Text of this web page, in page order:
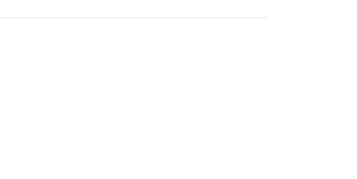
verspreidt de Borneo lamp op een fraaie wijze
kan worden. De Borneo is in meerdere
verantwoord geteelde bamboe. Voor elke